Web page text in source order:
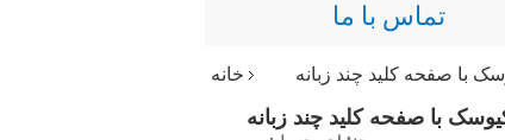
تماس با ما
خانه